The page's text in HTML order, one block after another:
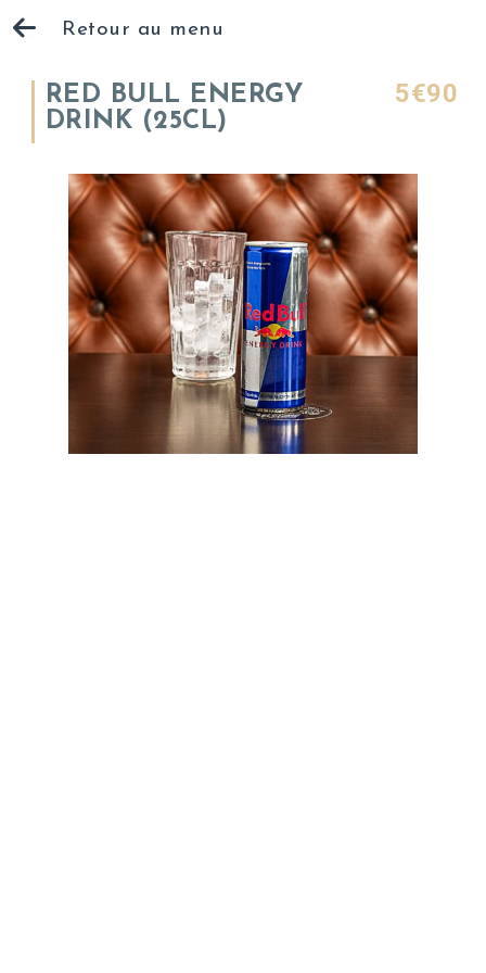
Retour au menu
RED BULL ENERGY
DRINK (25CL)
5€90